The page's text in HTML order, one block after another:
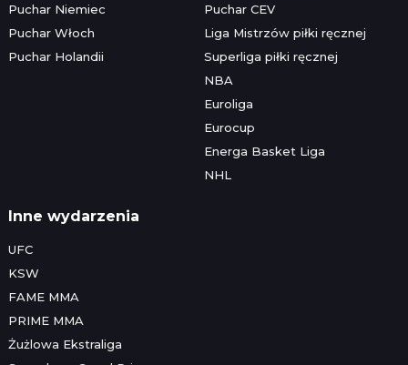
Puchar Niemiec
Puchar Włoch
Puchar Holandii
Puchar CEV
Liga Mistrzów piłki ręcznej
Superliga piłki ręcznej
NBA
Euroliga
Eurocup
Energa Basket Liga
NHL
Inne wydarzenia
UFC
KSW
FAME MMA
PRIME MMA
Żużlowa Ekstraliga